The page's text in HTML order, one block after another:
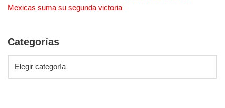
Mexicas suma su segunda victoria
Categorías